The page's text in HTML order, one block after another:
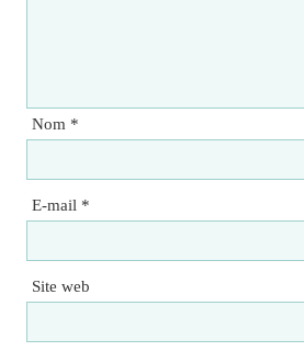
Nom *
E-mail *
Site web